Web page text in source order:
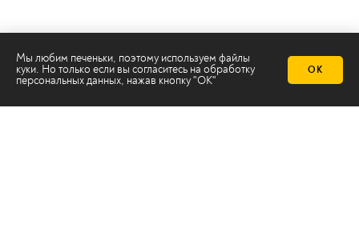
Мы любим печеньки, поэтому используем файлы
куки. Но только если вы согласитесь на обработку
персональных данных, нажав кнопку "ОК"
ОК